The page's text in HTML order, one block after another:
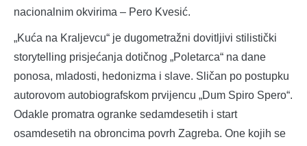
nacionalnim okvirima – Pero Kvesić.
„Kuća na Kraljevcu“ je dugometražni dovitljivi stilistički
storytelling prisjećanja dotičnog „Poletarca“ na dane
ponosa, mladosti, hedonizma i slave. Sličan po postupku
autorovom autobiografskom prvijencu „Dum Spiro Spero“.
Odakle promatra ogranke sedamdesetih i start
osamdesetih na obroncima povrh Zagreba. One kojih se